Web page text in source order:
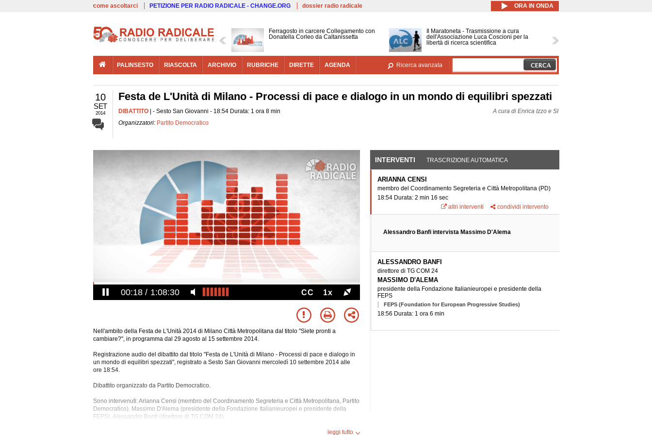
Salta al contenuto principale
come ascoltarci PETIZIONE PER RADIO RADICALE - CHANGE.ORG dossier radio radicale ORA IN ONDA
Ferragosto in carcere Collegamento con
Donatella Corleo da Caltanissetta
Il Maratoneta - Trasmissione a cura
dell'Associazione Luca Coscioni per la
libertà di ricerca scientifica
PALINSESTO RIASCOLTA ARCHIVIO RUBRICHE DIRETTE AGENDA Ricerca avanzata
10
SET
2014
Festa de L'Unità di Milano - Processi di pace e dialogo in un mondo di equilibri spezzati
DIBATTITO | - Sesto San Giovanni - 18:54 Durata: 1 ora 8 min A cura di Enrica Izzo e SI
Organizzatori: Partito Democratico
00:19 1:08:30 CC 1x
Nell'ambito della Festa de L'Unità 2014 di Milano Città Metropolitana dal titolo "Siete pronti a
cambiare?", in programma dal 29 agosto al 15 settembre 2014.
Registrazione audio del dibattito dal titolo "Festa de L'Unità di Milano - Processi di pace e dialogo in
un mondo di equilibri spezzati", registrato a Sesto San Giovanni mercoledì 10 settembre 2014 alle
ore 18:54.
Dibattito organizzato da Partito Democratico.
Sono intervenuti: Arianna Censi (membro del Coordinamento Segreteria e Città Metropolitana, Partito
Democratico), Massimo D'Alema (presidente della Fondazione Italianieuropei e presidente della
FEPS), Alessandro Banfi (direttore di TG COM 24).
Sono stati discussi i seguenti argomenti: Abu Mazen, Al Qaida, Antieuropeismo, Arafat, Asilo Politico,
leggi tutto
INTERVENTI (SCHEDA ATTIVA)
TRASCRIZIONE AUTOMATICA
ARIANNA CENSI
membro del Coordinamento Segreteria e Città Metropolitana (PD)
18:54 Durata: 2 min 16 sec
altri interventi
condividi intervento
Alessandro Banfi intervista Massimo D'Alema
ALESSANDRO BANFI
direttore di TG COM 24
MASSIMO D'ALEMA
presidente della Fondazione Italianieuropei e presidente della
FEPS
FEPS (Foundation for European Progressive Studies)
18:56 Durata: 1 ora 6 min